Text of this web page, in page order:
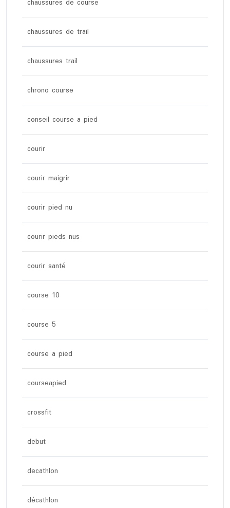
chaussures de course
chaussures de trail
chaussures trail
chrono course
conseil course a pied
courir
courir maigrir
courir pied nu
courir pieds nus
courir santé
course 10
course 5
course a pied
courseapied
crossfit
debut
decathlon
décathlon